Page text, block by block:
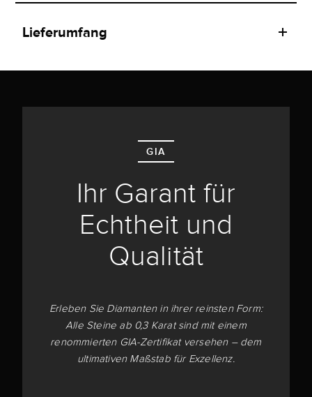
Lieferumfang
GIA
Ihr Garant für
Echtheit und
Qualität
Erleben Sie Diamanten in ihrer reinsten Form:
Alle Steine ab 0,3 Karat sind mit einem
renommierten GIA-Zertifikat versehen – dem
ultimativen Maßstab für Exzellenz.